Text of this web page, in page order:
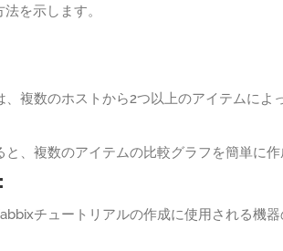
を示します。
複数のホストから2つ以上のアイテムによ
、複数のアイテムの比較グラフを簡単に作
チュートリアルの作成に使用される機器